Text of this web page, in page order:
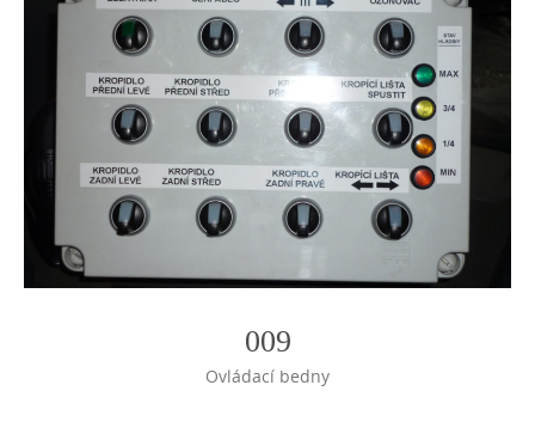
009
Ovládací bedny